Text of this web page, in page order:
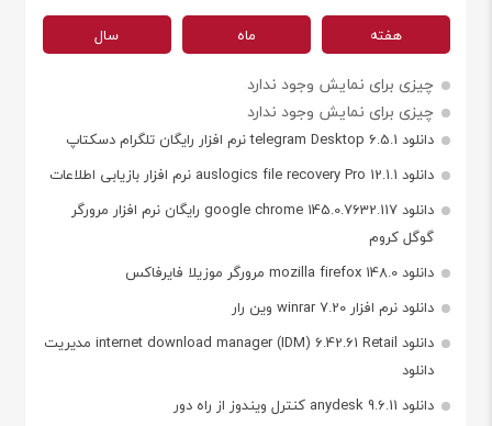
هفته ماه سال
چیزی برای نمایش وجود ندارد
چیزی برای نمایش وجود ندارد
دانلود telegram Desktop 6.5.1 نرم افزار رایگان تلگرام دسکتاپ
دانلود auslogics file recovery Pro 12.1.1 نرم افزار بازیابی اطلاعات
دانلود google chrome 145.0.7632.117 رایگان نرم افزار مرورگر
گوگل کروم
دانلود mozilla firefox 148.0 مرورگر موزیلا فایرفاکس
دانلود نرم افزار winrar 7.20 وین رار
دانلود internet download manager (IDM) 6.42.61 Retail مدیریت
دانلود
دانلود anydesk 9.6.11 کنترل ویندوز از راه دور